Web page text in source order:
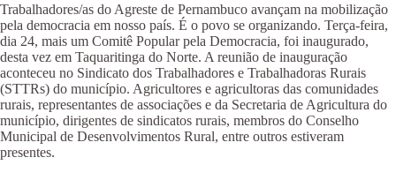
Trabalhadores/as do Agreste de Pernambuco avançam na mobilização
pela democracia em nosso país. É o povo se organizando. Terça-feira,
dia 24, mais um Comitê Popular pela Democracia, foi inaugurado,
desta vez em Taquaritinga do Norte. A reunião de inauguração
aconteceu no Sindicato dos Trabalhadores e Trabalhadoras Rurais
(STTRs) do município. Agricultores e agricultoras das comunidades
rurais, representantes de associações e da Secretaria de Agricultura do
município, dirigentes de sindicatos rurais, membros do Conselho
Municipal de Desenvolvimentos Rural, entre outros estiveram
presentes.